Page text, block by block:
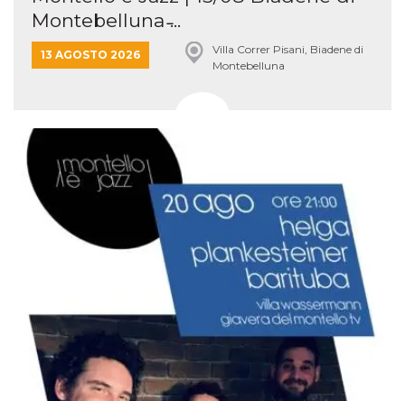
Montebelluna ̵...
13 AGOSTO 2026
Villa Correr Pisani, Biadene di
Montebelluna